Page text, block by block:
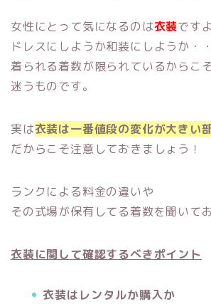
女性にとって気になるのは衣装です
ドレスにしようか和装にしようか・
着られる着数が限られているからこ
迷うものです。
実は衣装は一番値段の変化が大きい
だからこそ注意しておきましょう！
ランクによる料金の違いや
その式場が保有してる着数を聞いて
衣装に関して確認するべきポイント
衣装はレンタルか購入か